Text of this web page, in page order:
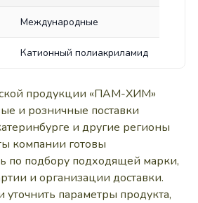
Международные
Катионный полиакриламид
продукции «ПАМ-ХИМ»
и розничные поставки
и другие регионы
компании готовы
по подбору подходящей марки,
и организации доставки.
параметры продукта,